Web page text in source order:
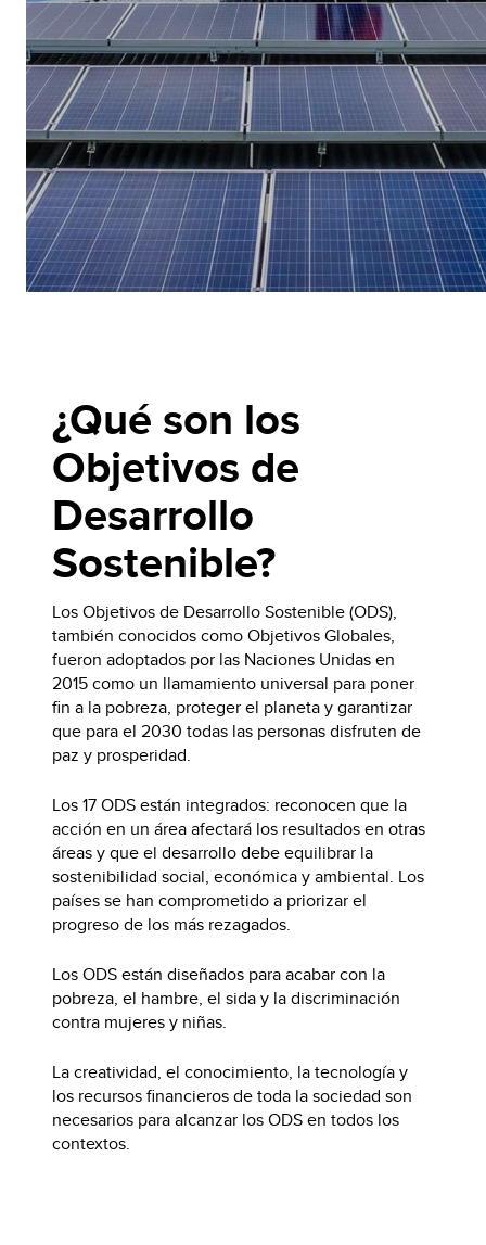
¿Qué son los
Objetivos de
Desarrollo
Sostenible?
Los Objetivos de Desarrollo Sostenible (ODS),
también conocidos como Objetivos Globales,
fueron adoptados por las Naciones Unidas en
2015 como un llamamiento universal para poner
fin a la pobreza, proteger el planeta y garantizar
que para el 2030 todas las personas disfruten de
paz y prosperidad.
Los 17 ODS están integrados: reconocen que la
acción en un área afectará los resultados en otras
áreas y que el desarrollo debe equilibrar la
sostenibilidad social, económica y ambiental. Los
países se han comprometido a priorizar el
progreso de los más rezagados.
Los ODS están diseñados para acabar con la
pobreza, el hambre, el sida y la discriminación
contra mujeres y niñas.
La creatividad, el conocimiento, la tecnología y
los recursos financieros de toda la sociedad son
necesarios para alcanzar los ODS en todos los
contextos.